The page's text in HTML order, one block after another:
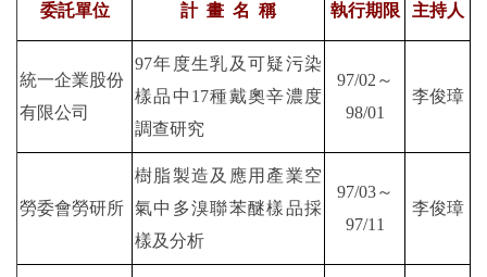
委託單位 計 畫 名 稱 執行期限 主持人
統一企業 股份
有限公司
97年度生乳及可疑污染
樣品中17種戴奧辛濃度
調查研究
97/02～
98/01
李俊璋
勞委會勞研所
樹脂製造及應用產業空
氣中多溴聯苯醚樣品採
樣及分析
97/03～
97/11
李俊璋